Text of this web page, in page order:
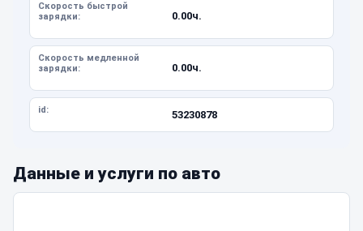
Скорость быстрой
зарядки:
0.00ч.
Скорость медленной
зарядки:
0.00ч.
id: 53230878
Данные и услуги по авто